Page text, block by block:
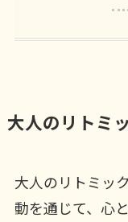
大人のリトミ
大人のリトミッ
動を通じて、心